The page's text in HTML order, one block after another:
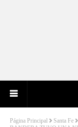
Página Principal Santa Fe